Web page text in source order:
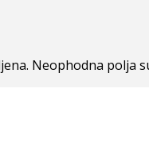
Neophodna polja